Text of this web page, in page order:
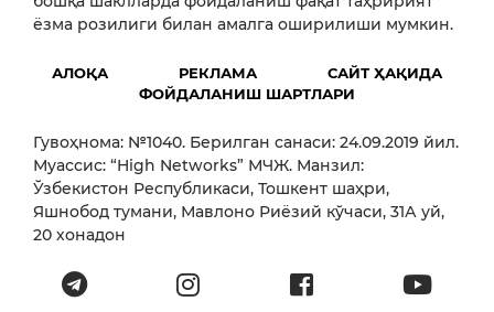
ёзма розилиги билан амалга оширилиши мумкин.
АЛОҚА РЕКЛАМА
САЙТ ҲАҚИДА
ФОЙДАЛАНИШ ШАРТЛАРИ
Гувоҳнома: №1040. Берилган санаси: 24.09.2019 йил.
Муассис: “High Networks” МЧЖ. Манзил:
Ўзбекистон Республикаси, Тошкент шаҳри,
Яшнобод тумани, Мавлоно Риёзий кўчаси, 31А уй,
20 хонадон